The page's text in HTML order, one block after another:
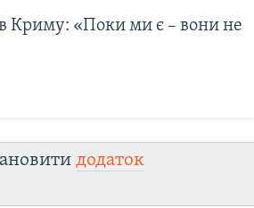
Криму: «Поки ми є – вони не
додаток